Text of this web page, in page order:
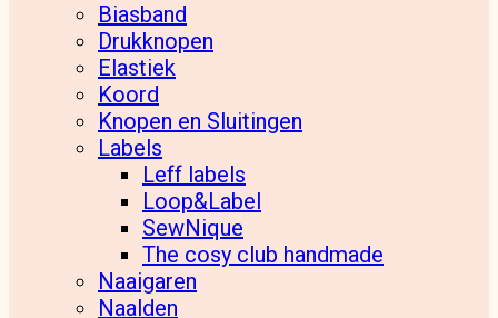
Biasband
Drukknopen
Elastiek
Koord
Knopen en Sluitingen
Labels
Leff labels
Loop&Label
SewNique
The cosy club handmade
Naaigaren
Naalden